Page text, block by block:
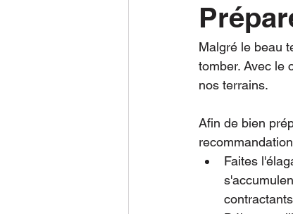
Malgré le beau
tomber. Avec le
nos terrains.
Afin de bien
Faites